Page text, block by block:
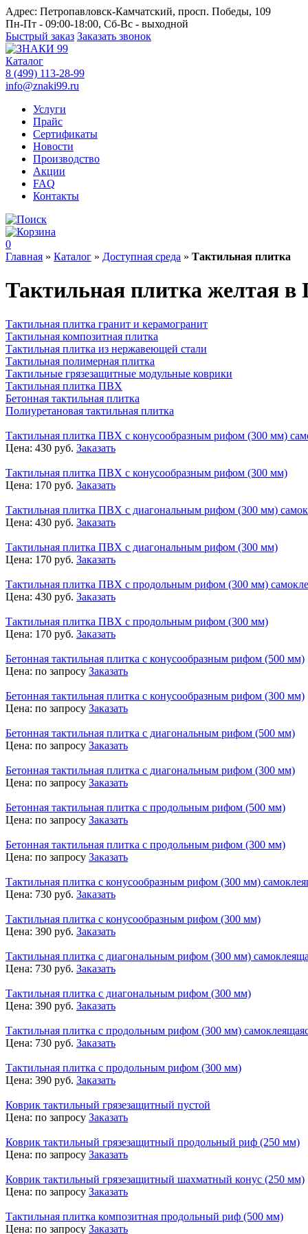
Адрес: Петропавловск-Камчатский, просп. Победы, 109
Пн-Пт - 09:00-18:00, Сб-Вс - выходной
Быстрый заказ Заказать звонок
Каталог
8 (499) 113-28-99
info@znaki99.ru
Услуги
Прайс
Сертификаты
Новости
Производство
Акции
FAQ
Контакты
0
Главная » Каталог » Доступная среда » Тактильная плитка
Тактильная плитка желтая
Тактильная плитка гранит и керамогранит
Тактильная композитная плитка
Тактильная плитка из нержавеющей стали
Тактильная полимерная плитка
Тактильные грязезащитные модульные коврики
Тактильная плитка ПВХ
Бетонная тактильная плитка
Полиуретановая тактильная плитка
Тактильная плитка ПВХ с конусообразным рифом (300 мм)
Цена: 430 руб. Заказать
Тактильная плитка ПВХ с конусообразным рифом (300 мм)
Цена: 170 руб. Заказать
Тактильная плитка ПВХ с диагональным рифом (300 мм)
Цена: 430 руб. Заказать
Тактильная плитка ПВХ с диагональным рифом (300 мм)
Цена: 170 руб. Заказать
Тактильная плитка ПВХ с продольным рифом (300 мм)
Цена: 430 руб. Заказать
Тактильная плитка ПВХ с продольным рифом (300 мм)
Цена: 170 руб. Заказать
Бетонная тактильная плитка с конусообразным рифом (500 мм)
Цена: по запросу Заказать
Бетонная тактильная плитка с конусообразным рифом (300 мм)
Цена: по запросу Заказать
Бетонная тактильная плитка с диагональным рифом (500 мм)
Цена: по запросу Заказать
Бетонная тактильная плитка с диагональным рифом (300 мм)
Цена: по запросу Заказать
Бетонная тактильная плитка с продольным рифом (500 мм)
Цена: по запросу Заказать
Бетонная тактильная плитка с продольным рифом (300 мм)
Цена: по запросу Заказать
Тактильная плитка с конусообразным рифом (300 мм)
Цена: 730 руб. Заказать
Тактильная плитка с конусообразным рифом (300 мм)
Цена: 390 руб. Заказать
Тактильная плитка с диагональным рифом (300 мм)
Цена: 730 руб. Заказать
Тактильная плитка с диагональным рифом (300 мм)
Цена: 390 руб. Заказать
Тактильная плитка с продольным рифом (300 мм)
Цена: 730 руб. Заказать
Тактильная плитка с продольным рифом (300 мм)
Цена: 390 руб. Заказать
Коврик тактильный грязезащитный пустой
Цена: по запросу Заказать
Коврик тактильный грязезащитный продольный риф (250 мм)
Цена: по запросу Заказать
Коврик тактильный грязезащитный шахматный конус (250 мм)
Цена: по запросу Заказать
Тактильная плитка композитная продольный риф (500 мм)
Цена: по запросу Заказать